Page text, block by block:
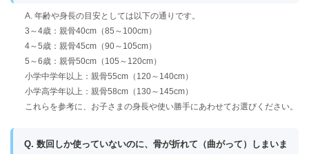
A. 年齢や身長の目安としては以下の通りです。
3～4歳：親骨40cm（85～100cm）
4～5歳：親骨45cm（90～105cm）
5～6歳：親骨50cm（105～120cm）
小学中学年以上：親骨55cm（120～140cm）
小学高学年以上：親骨58cm（130～145cm）
これらを参考に、お子さまの身長や使い勝手にあわせてお選びください。
Q. 数回しか使っていないのに、骨が折れて（曲がって）しまいま